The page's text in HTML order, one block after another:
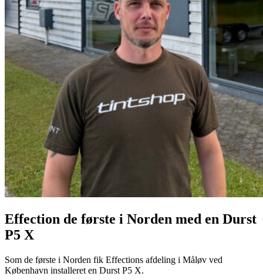
Effection de første i Norden med en Durst
P5 X
Som de første i Norden fik Effections afdeling i Måløv ved
København installeret en Durst P5 X.